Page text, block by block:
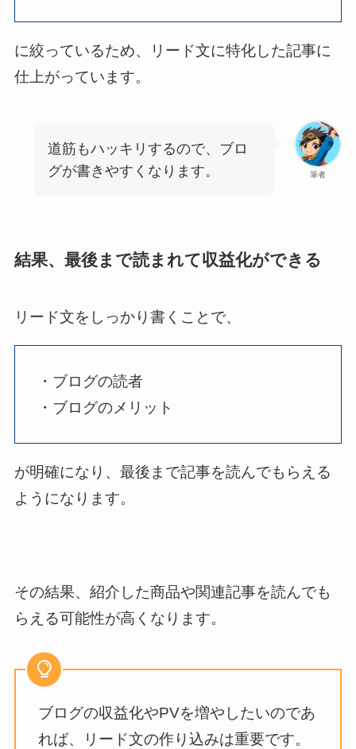
に絞っているため、リード文に特化した記事に
仕上がっています。
筆者
道筋もハッキリするので、ブロ
グが書きやすくなります。
結果、最後まで読まれて収益化ができる
リード文をしっかり書くことで、
・ブログの読者
・ブログのメリット
が明確になり、最後まで記事を読んでもらえる
ようになります。
その結果、紹介した商品や関連記事を読んでも
らえる可能性が高くなります。
ブログの収益化やPVを増やしたいのであ
れば、リード文の作り込みは重要です。